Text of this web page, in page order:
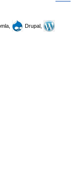
Drupal,